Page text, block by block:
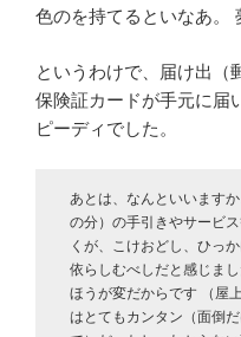
色のを持てるといなあ。
というわけで、届け出（
保険証カードが手元に届
ピーディでした。
あとは、なんといいます
の分）の手引きやサービ
くが、こけおどし、ひっ
依らしむべしだと感じま
ほうが変だからです （屋
はとてもカンタン（面倒